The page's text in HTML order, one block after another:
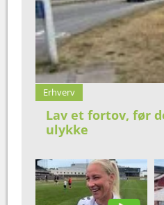
Erhverv
Lav et fortov, før
ulykke